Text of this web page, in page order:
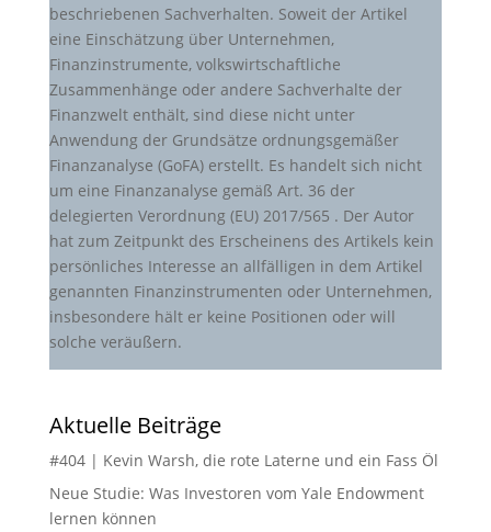
beschriebenen Sachverhalten. Soweit der Artikel
eine Einschätzung über Unternehmen,
Finanzinstrumente, volkswirtschaftliche
Zusammenhänge oder andere Sachverhalte der
Finanzwelt enthält, sind diese nicht unter
Anwendung der Grundsätze ordnungsgemäßer
Finanzanalyse (GoFA) erstellt. Es handelt sich nicht
um eine Finanzanalyse gemäß Art. 36 der
delegierten Verordnung (EU) 2017/565 . Der Autor
hat zum Zeitpunkt des Erscheinens des Artikels kein
persönliches Interesse an allfälligen in dem Artikel
genannten Finanzinstrumenten oder Unternehmen,
insbesondere hält er keine Positionen oder will
solche veräußern.
Aktuelle Beiträge
#404 | Kevin Warsh, die rote Laterne und ein Fass Öl
Neue Studie: Was Investoren vom Yale Endowment
lernen können